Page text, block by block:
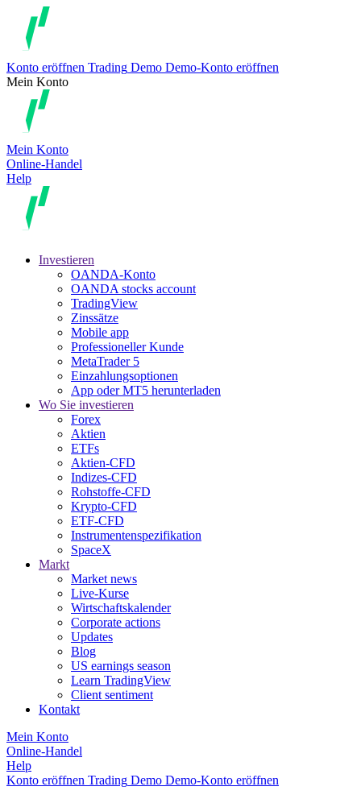
Konto eröffnen Trading Demo Demo-Konto eröffnen
Mein Konto
Mein Konto
Online-Handel
Help
Investieren
OANDA-Konto
OANDA stocks account
TradingView
Zinssätze
Mobile app
Professioneller Kunde
MetaTrader 5
Einzahlungsoptionen
App oder MT5 herunterladen
Wo Sie investieren
Forex
Aktien
ETFs
Aktien-CFD
Indizes-CFD
Rohstoffe-CFD
Krypto-CFD
ETF-CFD
Instrumentenspezifikation
SpaceX
Markt
Market news
Live-Kurse
Wirtschaftskalender
Corporate actions
Updates
Blog
US earnings season
Learn TradingView
Client sentiment
Kontakt
Mein Konto
Online-Handel
Help
Konto eröffnen Trading Demo Demo-Konto eröffnen